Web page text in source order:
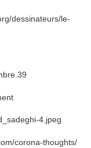
dessinateurs/le-
4.jpeg
corona-thoughts/